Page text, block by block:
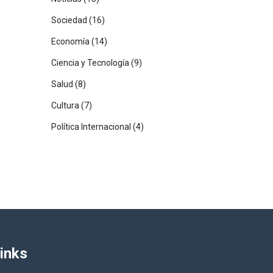
Sociedad (16)
Economía (14)
Ciencia y Tecnología (9)
Salud (8)
Cultura (7)
Política Internacional (4)